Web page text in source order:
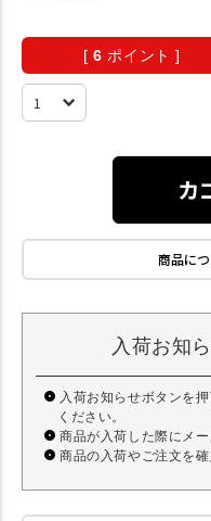
[ 6 ポイント ]
カ
商品に
入荷お知
入荷お知らせボタンを
ください。
商品が入荷した際にメ
商品の入荷やご注文を